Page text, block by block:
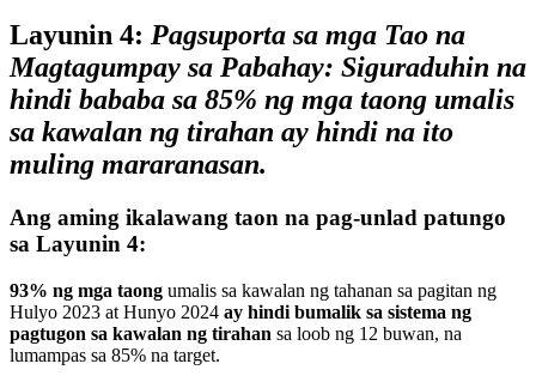
Layunin 4: Pagsuporta sa mga Tao na
Magtagumpay sa Pabahay: Siguraduhin na
hindi bababa sa 85% ng mga taong umalis
sa kawalan ng tirahan ay hindi na ito
muling mararanasan.
Ang aming ikalawang taon na pag-unlad patungo
sa Layunin 4:
93% ng mga taong umalis sa kawalan ng tahanan sa pagitan ng
Hulyo 2023 at Hunyo 2024 ay hindi bumalik sa sistema ng
pagtugon sa kawalan ng tirahan sa loob ng 12 buwan, na
lumampas sa 85% na target.